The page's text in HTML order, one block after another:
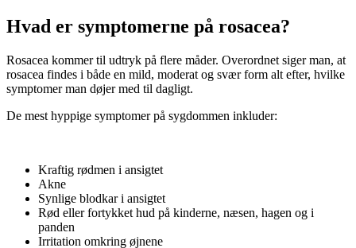
Hvad er symptomerne på rosacea?
Rosacea kommer til udtryk på flere måder. Overordnet siger man, at
rosacea findes i både en mild, moderat og svær form alt efter, hvilke
symptomer man døjer med til dagligt.
De mest hyppige symptomer på sygdommen inkluder:
Kraftig rødmen i ansigtet
Akne
Synlige blodkar i ansigtet
Rød eller fortykket hud på kinderne, næsen, hagen og i
panden
Irritation omkring øjnene